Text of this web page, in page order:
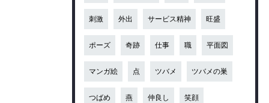
刺激 外出 サービス精神 旺盛
ポーズ 奇跡 仕事 職 平面図
マンガ絵 点 ツバメ ツバメの巣
つばめ 燕 仲良し 笑顔